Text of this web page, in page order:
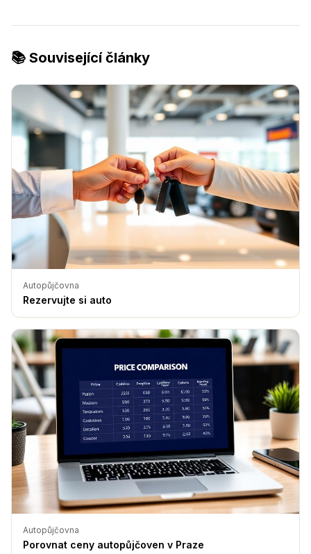
📚 Související články
Autopůjčovna
Rezervujte si auto
Autopůjčovna
Porovnat ceny autopůjčoven v Praze